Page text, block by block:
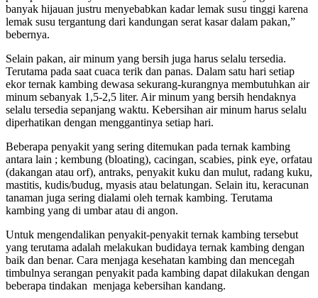
banyak hijauan justru menyebabkan kadar lemak susu tinggi karena
lemak susu tergantung dari kandungan serat kasar dalam pakan,”
bebernya.
Selain pakan, air minum yang bersih juga harus selalu tersedia.
Terutama pada saat cuaca terik dan panas. Dalam satu hari setiap
ekor ternak kambing dewasa sekurang-kurangnya membutuhkan air
minum sebanyak 1,5-2,5 liter. Air minum yang bersih hendaknya
selalu tersedia sepanjang waktu. Kebersihan air minum harus selalu
diperhatikan dengan menggantinya setiap hari.
Beberapa penyakit yang sering ditemukan pada ternak kambing
antara lain ; kembung (bloating), cacingan, scabies, pink eye, orfatau
(dakangan atau orf), antraks, penyakit kuku dan mulut, radang kuku,
mastitis, kudis/budug, myasis atau belatungan. Selain itu, keracunan
tanaman juga sering dialami oleh ternak kambing. Terutama
kambing yang di umbar atau di angon.
Untuk mengendalikan penyakit-penyakit ternak kambing tersebut
yang terutama adalah melakukan budidaya ternak kambing dengan
baik dan benar. Cara menjaga kesehatan kambing dan mencegah
timbulnya serangan penyakit pada kambing dapat dilakukan dengan
beberapa tindakan menjaga kebersihan kandang.